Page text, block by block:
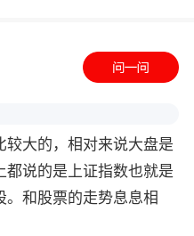
大的，相对来说大盘是
都说的是上证指数也就是
和股票的走势息息相